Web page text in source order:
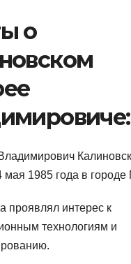
о
мая 1985 года в городе
проявлял интерес к
технологиям и